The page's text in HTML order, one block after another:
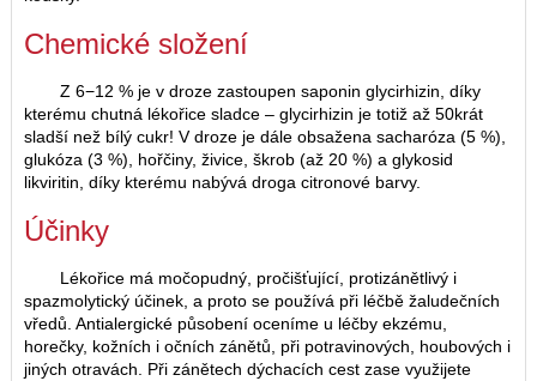
Chemické složení
Z 6−12 % je v droze zastoupen saponin glycirhizin, díky
kterému chutná lékořice sladce – glycirhizin je totiž až 50krát
sladší než bílý cukr! V droze je dále obsažena sacharóza (5 %),
glukóza (3 %), hořčiny, živice, škrob (až 20 %) a glykosid
likviritin, díky kterému nabývá droga citronové barvy.
Účinky
Lékořice má močopudný, pročišťující, protizánětlivý i
spazmolytický účinek, a proto se používá při léčbě žaludečních
vředů. Antialergické působení oceníme u léčby ekzému,
horečky, kožních i očních zánětů, při potravinových, houbových i
jiných otravách. Při zánětech dýchacích cest zase využijete